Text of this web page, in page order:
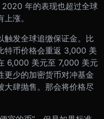
年的表现也超过全球
涨。
触发全球追缴保证金。比
特币价格会重返 3,000 美
6,000 美元至 7,000 美元
更少的加密货币对冲基金
大肆抛售。那会将价格尽